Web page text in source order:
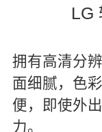
LG
拥有高清分
面细腻，色
便，即使外
力。